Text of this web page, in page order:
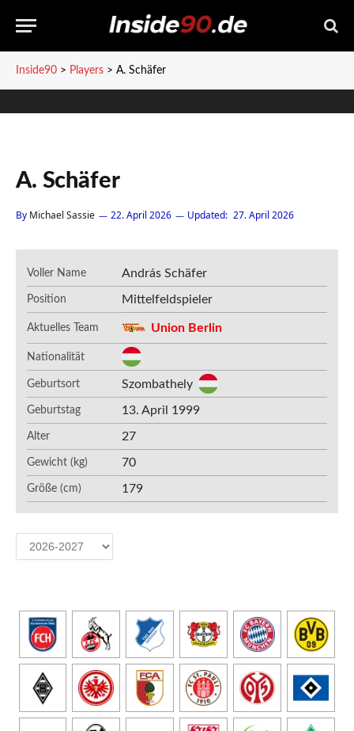
Inside90 > Players > A. Schäfer
A. Schäfer
By Michael Sassie 22. April 2026 Updated: 27. April 2026
Voller Name András Schäfer
Position Mittelfeldspieler
Aktuelles Team Union Berlin
Nationalität
Geburtsort Szombathely
Geburtstag 13. April 1999
Alter 27
Gewicht (kg) 70
Größe (cm) 179